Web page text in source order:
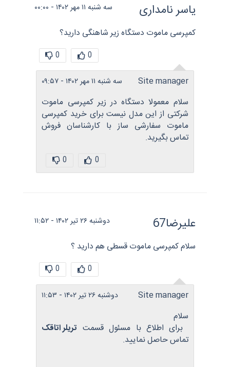
یاسر نامداری سه شنبه ۱۱ مهر ۱۴۰۲ - ۰۰:۰۰
کمپرسی ماموت دستگاه زیر شاهنگی دارید؟
Site manager سه شنبه ۱۱ مهر ۱۴۰۲ - ۰۹:۵۷
سلام معمولا دستگاه در زیر کمپرسی ماموت
شرکتی از این مدل نیست برای خرید کمپرسی
ماموت سفارشی ساز با کارشناسان فروش
تماس بگیرید.
علیرضا67 دوشنبه ۲۶ تیر ۱۴۰۲ - ۱۱:۵۲
سلام کمپرسی ماموت قسطی هم دارید ؟
Site manager دوشنبه ۲۶ تیر ۱۴۰۲ - ۱۱:۵۳
سلام
برای اطلاع با مسئول قسمتتریلر اتاقک
تماس حاصل نمایید.